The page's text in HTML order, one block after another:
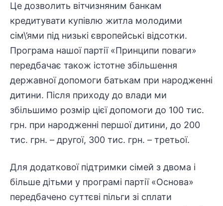
Це дозволить вітчизняним банкам
кредитувати купівлю житла молодими
сім\’ями під низькі європейські відсотки.
Програма нашої партії «Принципи поваги»
передбачає також істотне збільшення
державної допомоги батькам при народженні
дитини. Після приходу до влади ми
збільшимо розмір цієї допомоги до 100 тис.
грн. при народженні першої дитини, до 200
тис. грн. – другої, 300 тис. грн. – третьої.
Для додаткової підтримки сімей з двома і
більше дітьми у програмі партії «Основа»
передбачено суттєві пільги зі сплати